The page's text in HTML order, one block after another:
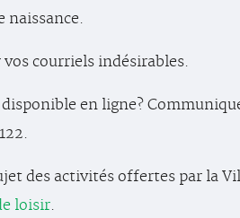
naissance.
courriels indésirables.
en ligne?
des activités offertes par la
loisir.